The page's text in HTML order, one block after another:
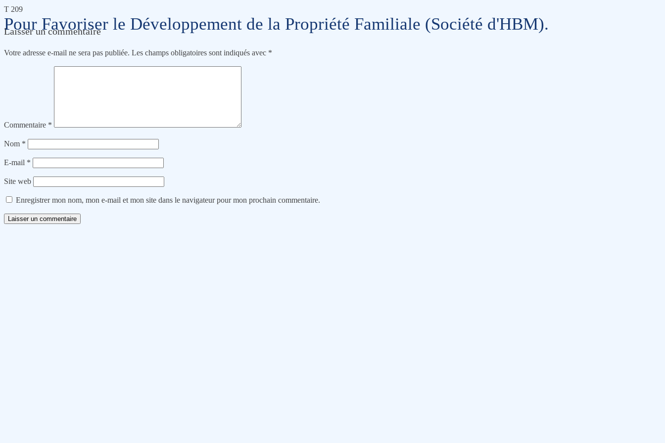
Pour Favoriser le Développement de la Propriété Familiale (Société d'HBM).
T 209
Laisser un commentaire
Votre adresse e-mail ne sera pas publiée. Les champs obligatoires sont indiqués avec *
Commentaire *
Nom *
E-mail *
Site web
Enregistrer mon nom, mon e-mail et mon site dans le navigateur pour mon prochain commentaire.